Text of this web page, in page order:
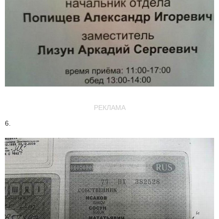
РЕКЛАМА
6.